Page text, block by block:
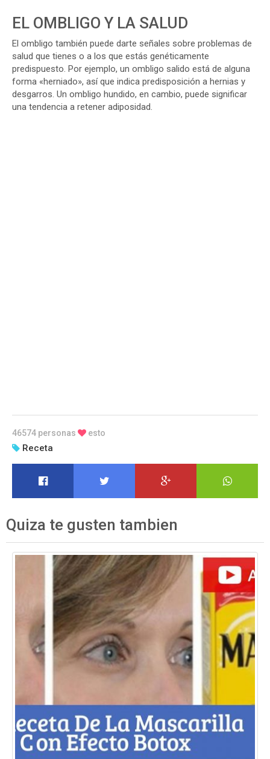
EL OMBLIGO Y LA SALUD
El ombligo también puede darte señales sobre problemas de
salud que tienes o a los que estás genéticamente
predispuesto. Por ejemplo, un ombligo salido está de alguna
forma «herniado», así que indica predisposición a hernias y
desgarros. Un ombligo hundido, en cambio, puede significar
una tendencia a retener adiposidad.
46574 personas esto
Receta
Quiza te gusten tambien